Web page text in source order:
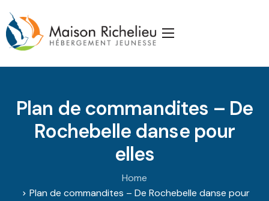
Accueil
Services
Publications
Partenaires
Plan de commandites – De
Rochebelle danse pour
elles
Home
Plan de commandites – De Rochebelle danse pour